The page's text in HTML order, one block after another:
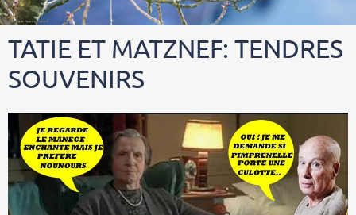
TATIE ET MATZNEF: TENDRES
SOUVENIRS